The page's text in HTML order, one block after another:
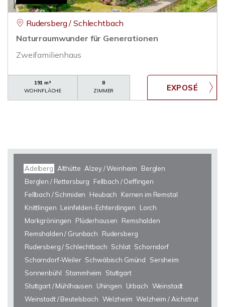
Rudersberg / Schlechtbach
Naturraumwunder für Generationen
Zweifamilienhaus
191 m²
WOHNFLÄCHE
8
ZIMMER
Adelberg Althütte Alzey / Weinheim
Berglen
Berglen / Rettersburg
Fellbach / Oeffingen
Fellbach / Schmiden
Heubach
Kernen im Remstal
Knittlingen Leinfelden-Echterdingen
Lorch
Markgröningen
Plüderhausen
Remshalden
Remshalden / Grunbach
Rudersberg
Rudersberg / Schlechtbach Schlat Schorndorf
Schorndorf-Weiler Schwäbisch Gmünd
Sersheim
Sonnenbühl Stammheim
Stuttgart
Stuttgart / Mühlhausen
Uhingen Urbach Weinstadt
Weinstadt / Beutelsbach Welzheim Welzheim / Aichstrut